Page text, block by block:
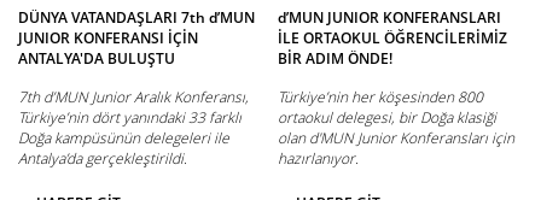
DÜNYA VATANDAŞLARI 7th d’MUN
JUNIOR KONFERANSI İÇİN
ANTALYA'DA BULUŞTU
7th d’MUN Junior Aralık Konferansı,
Türkiye’nin dört yanındaki 33 farklı
Doğa kampüsünün delegeleri ile
Antalya’da gerçekleştirildi.
d’MUN JUNIOR KONFERANSLARI
İLE ORTAOKUL ÖĞRENCİLERİMİZ
BİR ADIM ÖNDE!
Türkiye’nin her köşesinden 800
ortaokul delegesi, bir Doğa klasiği
olan d'MUN Junior Konferansları için
hazırlanıyor.